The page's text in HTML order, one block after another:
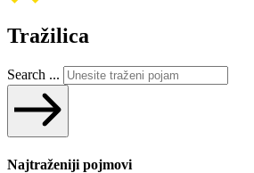
Tražilica
Search ...
Najtraženiji pojmovi